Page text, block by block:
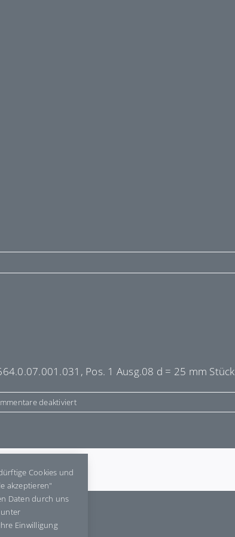
Pos. 1 Ausg.08 d = 25 mm Stück
deaktiviertfür
E664182
Platform!
Cookies und
akzeptieren"
Daten durch uns
Einwilligung